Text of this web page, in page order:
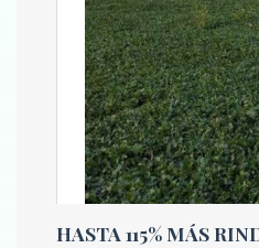
HASTA 115% MÁS